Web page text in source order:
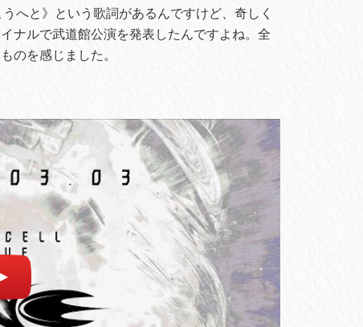
へと》という歌詞があるんですけど、奇しく
ナルで武道館公演を発表したんですよね。全
のを感じました。